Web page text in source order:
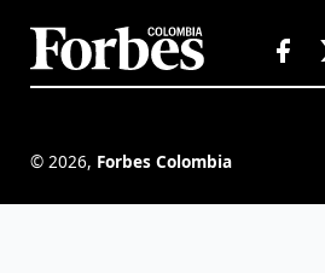
© 2026, Forbes Colombia